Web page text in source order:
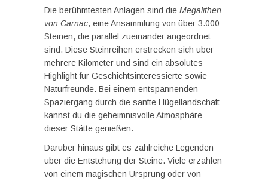
Die berühmtesten Anlagen sind die Megalithen
von Carnac, eine Ansammlung von über 3.000
Steinen, die parallel zueinander angeordnet
sind. Diese Steinreihen erstrecken sich über
mehrere Kilometer und sind ein absolutes
Highlight für Geschichtsinteressierte sowie
Naturfreunde. Bei einem entspannenden
Spaziergang durch die sanfte Hügellandschaft
kannst du die geheimnisvolle Atmosphäre
dieser Stätte genießen.
Darüber hinaus gibt es zahlreiche Legenden
über die Entstehung der Steine. Viele erzählen
von einem magischen Ursprung oder von